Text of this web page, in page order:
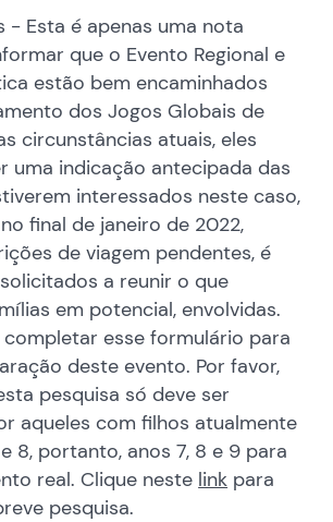
- Esta é apenas uma nota
que o Evento Regional e
estão bem encaminhados
dos Jogos Globais de
circunstâncias atuais, eles
uma indicação antecipada das
interessados neste caso,
final de janeiro de 2022,
de viagem pendentes, é
a reunir o que
em potencial, envolvidas.
esse formulário para
deste evento. Por favor,
pesquisa só deve ser
aqueles com filhos atualmente
8, portanto, anos 7, 8 e 9 para
real. Clique neste link para
pesquisa.